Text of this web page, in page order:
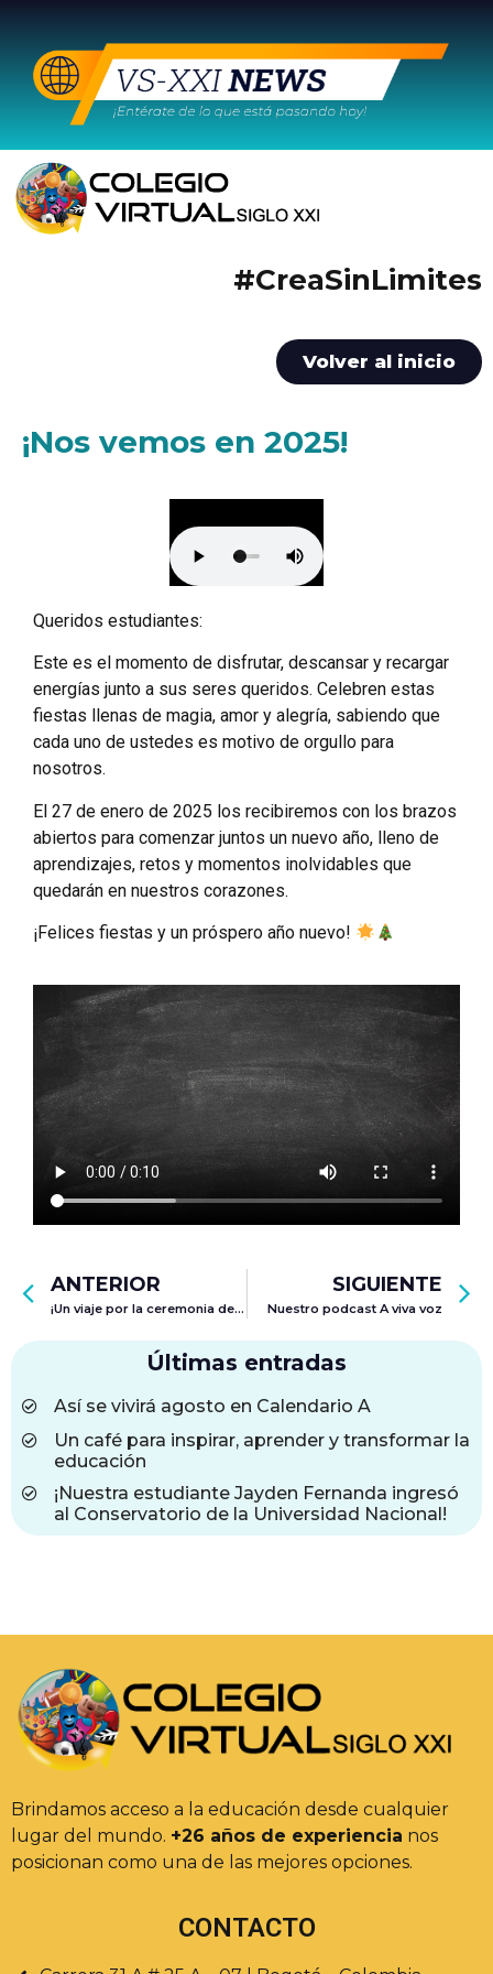
#CreaSinLimites
Volver al inicio
¡Nos vemos en 2025!
Queridos estudiantes:
Este es el momento de disfrutar, descansar y recargar
energías junto a sus seres queridos. Celebren estas
fiestas llenas de magia, amor y alegría, sabiendo que
cada uno de ustedes es motivo de orgullo para
nosotros.
El 27 de enero de 2025 los recibiremos con los brazos
abiertos para comenzar juntos un nuevo año, lleno de
aprendizajes, retos y momentos inolvidables que
quedarán en nuestros corazones.
¡Felices fiestas y un próspero año nuevo!
ANTERIOR
¡Un viaje por la ceremonia de grados de calendario A!
SIGUIENTE
Nuestro podcast A viva voz
Últimas entradas
Así se vivirá agosto en Calendario A
Un café para inspirar, aprender y transformar la
educación
¡Nuestra estudiante Jayden Fernanda ingresó
al Conservatorio de la Universidad Nacional!
Brindamos acceso a la educación desde cualquier
lugar del mundo. +26 años de experiencia nos
posicionan como una de las mejores opciones.
CONTACTO